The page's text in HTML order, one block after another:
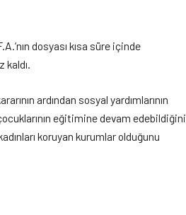
dosyası kısa süre içinde
ardından sosyal yardımlarının
çocuklarının eğitimine devam edebildiğini
koruyan kurumlar olduğunu